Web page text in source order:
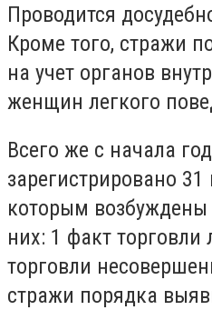
Проводится
Кроме того, стражи
на учет органов
женщин легкого
Всего же с начала
зарегистрировано 31
которым
них: 1 факт
торговли
стражи порядка